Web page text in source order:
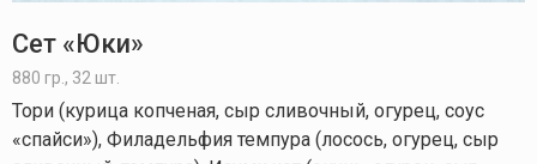
Сет «Юки»
880 гр., 32 шт.
Тори (курица копченая, сыр сливочный, огурец, соус
«спайси»), Филадельфия темпура (лосось, огурец, сыр